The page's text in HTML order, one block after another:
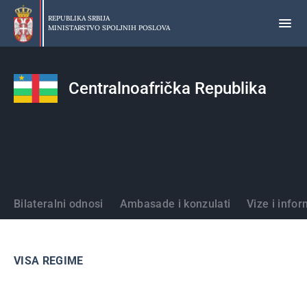
Preskoči
glavni
deo
REPUBLIKA SRBIJA
MINISTARSTVO SPOLJNIH POSLOVA
Centralnoafrička Republika
Države
Bilateralni odnosi Ambasade i konzulati Vize i
VISA REGIME